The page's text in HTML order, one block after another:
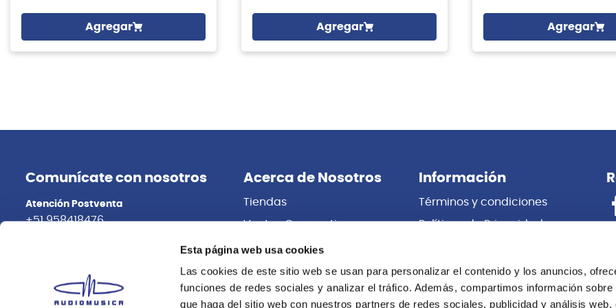
Esta página web usa cookies
Las cookies de este sitio web se usan para personalizar el contenido y los anuncios,
funciones de redes sociales y analizar el tráfico. Además, compartimos información sobre
que haga del sitio web con nuestros partners de redes sociales, publicidad y análisis web,
Agregar Agregar Agregar
Comunícate con nosotros
Atención Postventa
+51 958418476
Acerca de Nosotros
Tiendas
Ventas Corporativas
Distribuidores
Trabaja con Nosotros
Información
Términos y condiciones
Políticas de Privacidad
Cambios y Devoluciones
Centro de información